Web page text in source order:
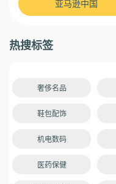
亚马逊中国
热搜标签
奢侈名品
鞋包配饰
机电数码
医药保健